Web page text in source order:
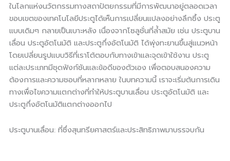
ในโลกแห่งนวัตกรรมทางสถาปัตยกรรมที่มีการพัฒนาอยู่ตลอดเวลา
ขอบเขตของเทคโนโลยีประตูได้เห็นการเปลี่ยนแปลงอย่างลึกซึ้ง ประตู
แบบเดิมๆ กลายเป็นเบาะหลัง เนื่องจากโซลูชั่นที่ล้ำสมัย เช่น ประตูบาน
เลื่อน ประตูอัตโนมัติ และประตูกึ่งอัตโนมัติ ได้พุ่งทะยานขึ้นสู่แนวหน้า
โดยเปลี่ยนรูปแบบวิธีที่เราโต้ตอบกับทางเข้าและจุดเข้าใช้งาน ประตู
แต่ละประเภทมีชุดฟังก์ชันและข้อดีของตัวเอง เพื่อตอบสนองความ
ต้องการและความชอบที่หลากหลาย ในบทความนี้ เราจะเริ่มต้นการเดิน
ทางเพื่อไขความแตกต่างที่ทำให้ประตูบานเลื่อน ประตูอัตโนมัติ และ
ประตูกึ่งอัตโนมัติแตกต่างออกไป
ประตูบานเลื่อน: ที่ซึ่งสุนทรียศาสตร์และประสิทธิภาพมาบรรจบกัน